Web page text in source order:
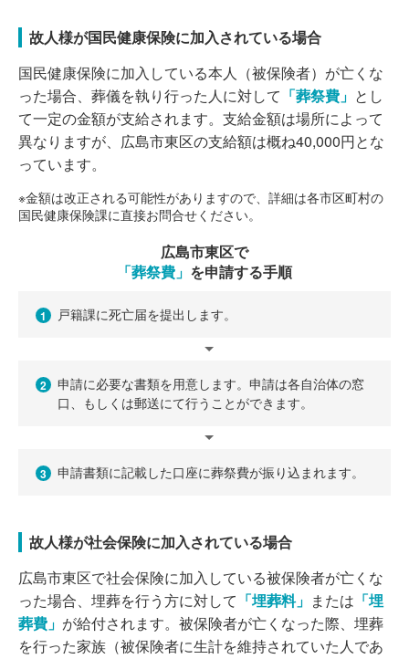
故人様が国民健康保険に加入されている場合
国民健康保険に加入している本人（被保険者）が亡くな
った場合、葬儀を執り行った人に対して 「葬祭費」 とし
て一定の金額が支給されます。支給金額は場所によって
異なりますが、広島市東区の支給額は概ね40,000円とな
っています。
※金額は改正される可能性がありますので、詳細は各市区町村の
国民健康保険課に直接お問合せください。
広島市東区で
「葬祭費」 を申請する手順
1 戸籍課に死亡届を提出します。
2
申請に必要な書類を用意します。申請は各自治体の窓
口、もしくは郵送にて行うことができます。
3 申請書類に記載した口座に葬祭費が振り込まれます。
故人様が社会保険に加入されている場合
広島市東区で社会保険に加入している被保険者が亡くな
った場合、埋葬を行う方に対して 「埋葬料」 または 「埋
葬費」 が給付されます。被保険者が亡くなった際、埋葬
を行った家族（被保険者に生計を維持されていた人であ